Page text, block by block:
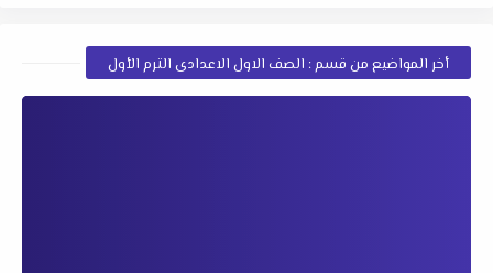
أخر المواضيع من قسم : الصف الاول الاعدادى الترم الأول